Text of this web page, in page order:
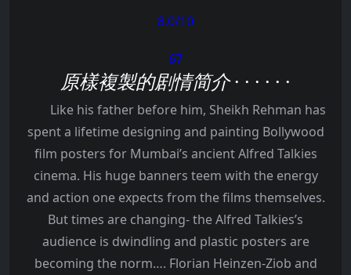
8.0/10
67
原樣複製的剧情简介· · · · · ·
Like his father before him, Sheikh Rehman has
spent a lifetime designing and painting Bollywood
film posters for Mumbai’s ancient Alfred Talkies
cinema. His huge banners teem with the energy
and action one expects from the films themselves.
But times are changing- the Alfred Talkies’s
audience is dwindling and plastic posters are
becoming the norm…. Florian Heinzen-Ziob and